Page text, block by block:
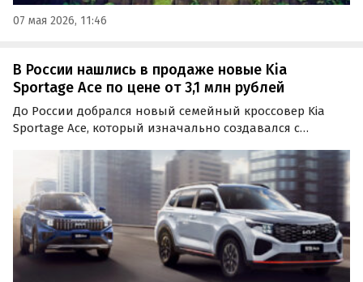
07 мая 2026, 11:46
В России нашлись в продаже новые Kia
Sportage Ace по цене от 3,1 млн рублей
До России добрался новый семейный кроссовер Kia
Sportage Ace, который изначально создавался с
на одном из сайтов объявлений в апреле начинаются
от 3 091 000 рублей, сообщает портал «Автоновости
дня».